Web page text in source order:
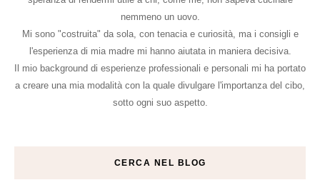
nemmeno un uovo.
Mi sono "costruita" da sola, con tenacia e curiosità, ma i consigli e
l'esperienza di mia madre mi hanno aiutata in maniera decisiva.
Il mio background di esperienze professionali e personali mi ha portato
a creare una mia modalità con la quale divulgare l'importanza del cibo,
sotto ogni suo aspetto.
CERCA NEL BLOG